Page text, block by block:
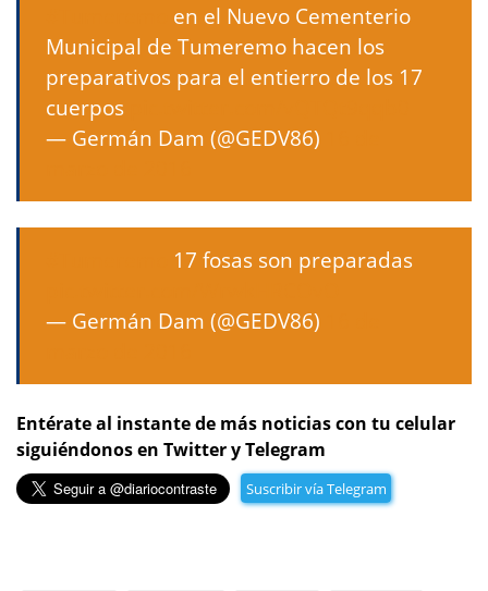
en el Nuevo Cementerio
Municipal de Tumeremo hacen los
preparativos para el entierro de los 17
cuerpos
— Germán Dam (@GEDV86)
17 fosas son preparadas
— Germán Dam (@GEDV86)
Entérate al instante de más noticias con tu celular
siguiéndonos en Twitter y Telegram
Suscribir vía Telegram